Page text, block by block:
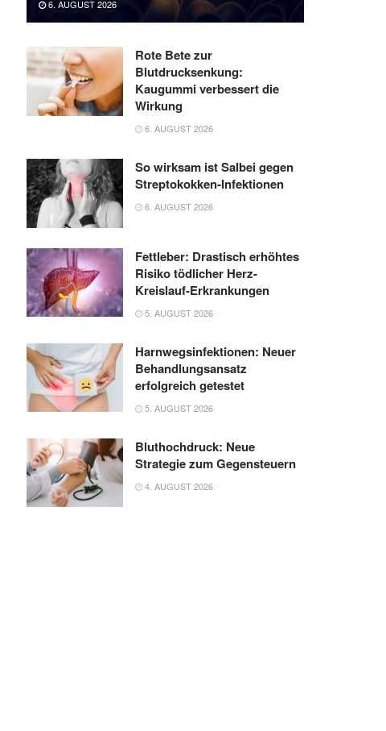
6. AUGUST 2026
Rote Bete zur
Blutdrucksenkung:
Kaugummi verbessert die
Wirkung
6. AUGUST 2026
So wirksam ist Salbei gegen
Streptokokken-Infektionen
6. AUGUST 2026
Fettleber: Drastisch erhöhtes
Risiko tödlicher Herz-
Kreislauf-Erkrankungen
5. AUGUST 2026
Harnwegsinfektionen: Neuer
Behandlungsansatz
erfolgreich getestet
5. AUGUST 2026
Bluthochdruck: Neue
Strategie zum Gegensteuern
4. AUGUST 2026